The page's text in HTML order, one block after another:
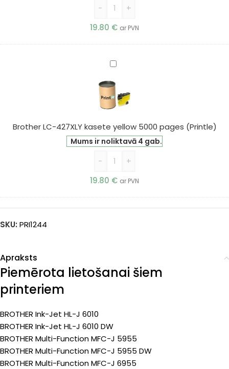
-
+
19.80 € ar PVN
Brother
427XLY
kasete
yellow
5000
pages
(Printle)
Brother LC-427XLY kasete yellow 5000 pages (Printle)
Mums ir noliktavā 4 gab.
-
+
19.80 € ar PVN
SKU: PRI1244
Apraksts
Piemērota lietošanai šiem
printeriem
BROTHER Ink-Jet HL-J 6010
BROTHER Ink-Jet HL-J 6010 DW
BROTHER Multi-Function MFC-J 5955
BROTHER Multi-Function MFC-J 5955 DW
BROTHER Multi-Function MFC-J 6955